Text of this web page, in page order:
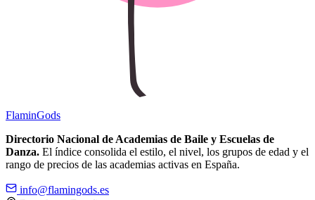
FlaminGods
Directorio Nacional de Academias de Baile y Escuelas de
Danza. El índice consolida el estilo, el nivel, los grupos de edad y el
rango de precios de las academias activas en España.
info@flamingods.es